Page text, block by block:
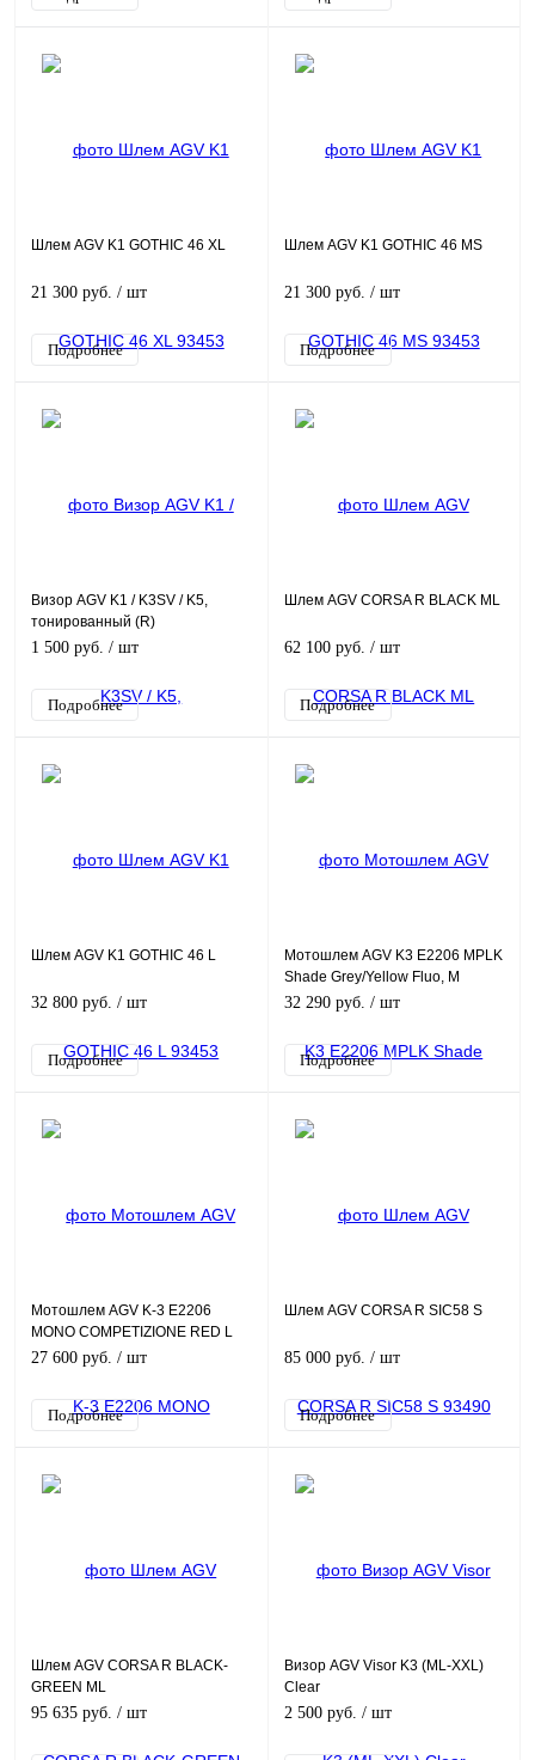
Шлем AGV K1 GOTHIC 46 XL
21 300 руб. / шт
Подробнее
Шлем AGV K1 GOTHIC 46 MS
21 300 руб. / шт
Подробнее
Визор AGV K1 / K3SV / K5,
тонированный (R)
1 500 руб. / шт
Подробнее
Шлем AGV CORSA R BLACK ML
62 100 руб. / шт
Подробнее
Шлем AGV K1 GOTHIC 46 L
32 800 руб. / шт
Подробнее
Мотошлем AGV K3 E2206 MPLK
Shade Grey/Yellow Fluo, M
32 290 руб. / шт
Подробнее
Мотошлем AGV K-3 E2206
MONO COMPETIZIONE RED L
27 600 руб. / шт
Подробнее
Шлем AGV CORSA R SIC58 S
85 000 руб. / шт
Подробнее
Шлем AGV CORSA R BLACK-
GREEN ML
95 635 руб. / шт
Визор AGV Visor K3 (ML-XXL)
Clear
2 500 руб. / шт